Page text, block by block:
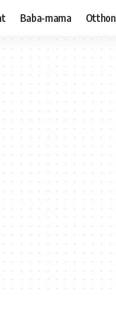
Baba-mama Otthon